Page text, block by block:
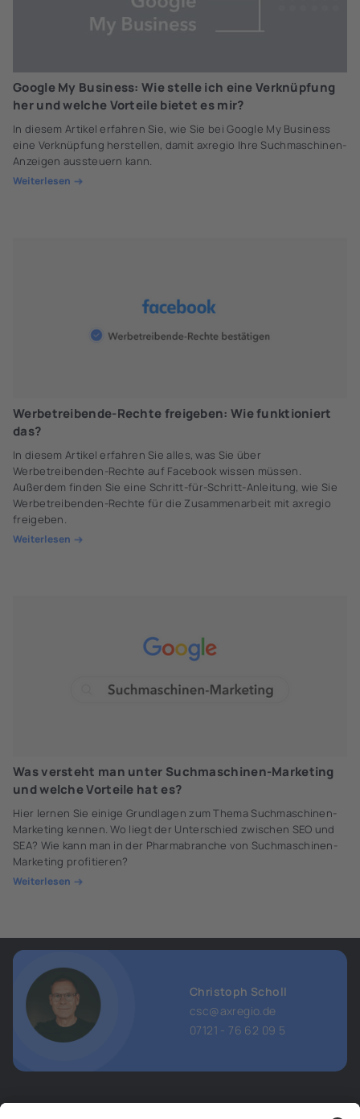
Google My Business: Wie stelle ich eine Verknüpfung
her und welche Vorteile bietet es mir?
In diesem Artikel erfahren Sie, wie Sie bei Google My Business
eine Verknüpfung herstellen, damit axregio Ihre Suchmaschinen-
Anzeigen aussteuern kann.
Weiterlesen
Werbetreibende-Rechte freigeben: Wie funktioniert
das?
In diesem Artikel erfahren Sie alles, was Sie über
Werbetreibenden-Rechte auf Facebook wissen müssen.
Außerdem finden Sie eine Schritt-für-Schritt-Anleitung, wie Sie
Werbetreibenden-Rechte für die Zusammenarbeit mit axregio
freigeben.
Weiterlesen
Was versteht man unter Suchmaschinen-Marketing
und welche Vorteile hat es?
Hier lernen Sie einige Grundlagen zum Thema Suchmaschinen-
Marketing kennen. Wo liegt der Unterschied zwischen SEO und
SEA? Wie kann man in der Pharmabranche von Suchmaschinen-
Marketing profitieren?
Weiterlesen
Christoph Scholl
csc@axregio.de
07121 - 76 62 09 5